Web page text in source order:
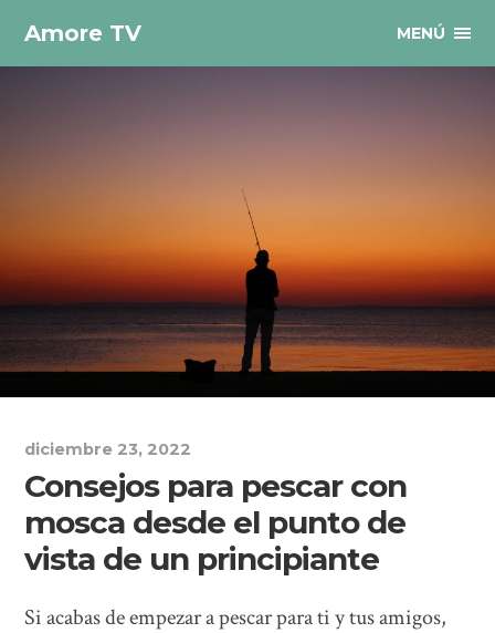
Amore TV MENÚ
diciembre 23, 2022
Consejos para pescar con
mosca desde el punto de
vista de un principiante
Si acabas de empezar a pescar para ti y tus amigos,